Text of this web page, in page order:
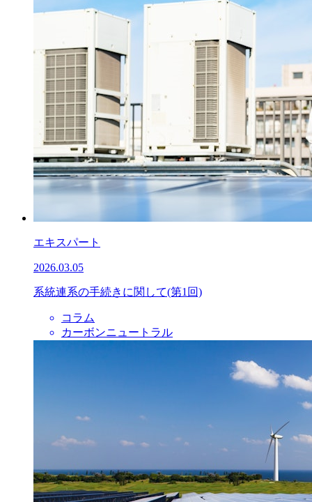
エキスパート
2026.03.05
系統連系の手続きに関して(第1回)
コラム
カーボンニュートラル